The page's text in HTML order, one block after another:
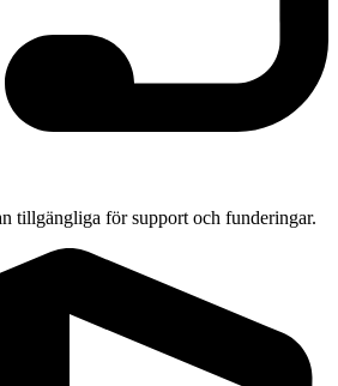
tillgängliga för support och funderingar.